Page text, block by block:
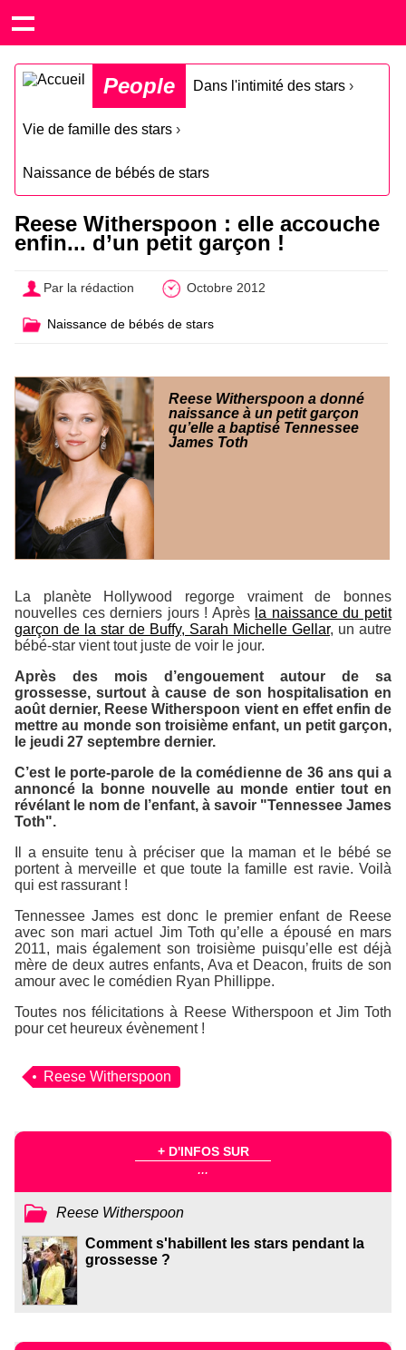
People Dans l'intimité des stars ›
Vie de famille des stars ›
Naissance de bébés de stars
Reese Witherspoon : elle accouche
enfin... d’un petit garçon !
Par la rédaction Octobre 2012
Naissance de bébés de stars
Reese Witherspoon a donné
naissance à un petit garçon
qu’elle a baptisé Tennessee
James Toth
La planète Hollywood regorge vraiment de bonnes
nouvelles ces derniers jours ! Après la naissance du petit
garçon de la star de Buffy, Sarah Michelle Gellar, un autre
bébé-star vient tout juste de voir le jour.
Après des mois d’engouement autour de sa
grossesse, surtout à cause de son hospitalisation en
août dernier, Reese Witherspoon vient en effet enfin de
mettre au monde son troisième enfant, un petit garçon,
le jeudi 27 septembre dernier.
C’est le porte-parole de la comédienne de 36 ans qui a
annoncé la bonne nouvelle au monde entier tout en
révélant le nom de l’enfant, à savoir "Tennessee James
Toth".
Il a ensuite tenu à préciser que la maman et le bébé se
portent à merveille et que toute la famille est ravie. Voilà
qui est rassurant !
Tennessee James est donc le premier enfant de Reese
avec son mari actuel Jim Toth qu’elle a épousé en mars
2011, mais également son troisième puisqu’elle est déjà
mère de deux autres enfants, Ava et Deacon, fruits de son
amour avec le comédien Ryan Phillippe.
Toutes nos félicitations à Reese Witherspoon et Jim Toth
pour cet heureux évènement !
Reese Witherspoon
+ D'INFOS SUR
...
Reese Witherspoon
Comment s'habillent les stars pendant la
grossesse ?